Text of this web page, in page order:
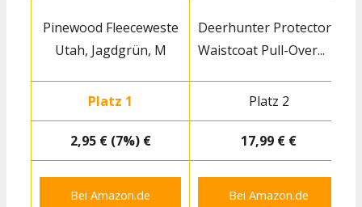
Pinewood Fleeceweste
Utah, Jagdgrün, M
Deerhunter Protector
Waistcoat Pull-Over...
Platz 1 Platz 2
2,95 € (7%) € 17,99 € €
Bei Amazon.de
Bei Amazon.de